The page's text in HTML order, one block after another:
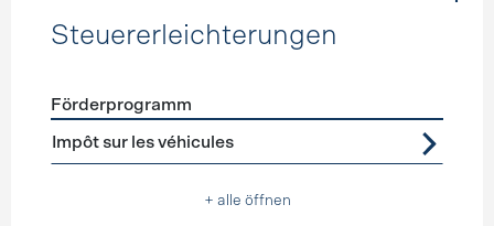
Steuererleichterungen
Förderprogramme Steuererleichterungen
Förderprogramm
Impôt sur les véhicules
+ alle öffnen